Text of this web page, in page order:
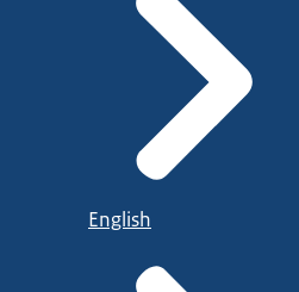
English